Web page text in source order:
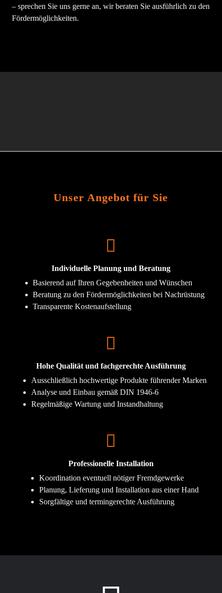
– sprechen Sie uns gerne an, wir beraten Sie ausführlich zu den
Fördermöglichkeiten.
Unser Angebot für Sie
Individuelle Planung und Beratung
Basierend auf Ihren Gegebenheiten und Wünschen
Beratung zu den Fördermöglichkeiten bei Nachrüstung
Transparente Kostenaufstellung
Hohe Qualität und fachgerechte Ausführung
Ausschließlich hochwertige Produkte führender Marken
Analyse und Einbau gemäß DIN 1946-6
Regelmäßige Wartung und Instandhaltung
Professionelle Installation
Koordination eventuell nötiger Fremdgewerke
Planung, Lieferung und Installation aus einer Hand
Sorgfältige und termingerechte Ausführung